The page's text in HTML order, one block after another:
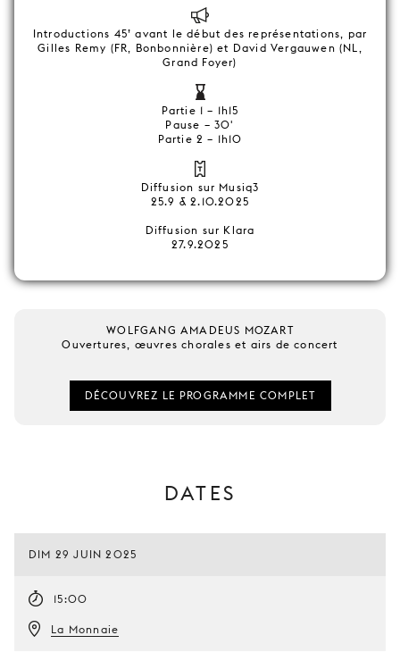
Introductions 45’ avant le début des représentations, par
Gilles Remy (FR, Bonbonnière) et David Vergauwen (NL,
Grand Foyer)
Partie 1 – 1h15
Pause – 30'
Partie 2 – 1h10
Diffusion sur Musiq3
25.9 & 2.10.2025
Diffusion sur Klara
27.9.2025
WOLFGANG AMADEUS MOZART
Ouvertures, œuvres chorales et airs de concert
DÉCOUVREZ LE PROGRAMME COMPLET
DATES
DIM 29 JUIN 2025
15:00
La Monnaie